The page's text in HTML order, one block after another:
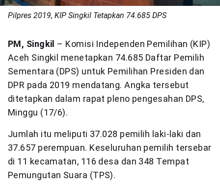
Pilpres 2019, KIP Singkil Tetapkan 74.685 DPS
PM, Singkil – Komisi Independen Pemilihan (KIP)
Aceh Singkil menetapkan 74.685 Daftar Pemilih
Sementara (DPS) untuk Pemilihan Presiden dan
DPR pada 2019 mendatang. Angka tersebut
ditetapkan dalam rapat pleno pengesahan DPS,
Minggu (17/6).
Jumlah itu meliputi 37.028 pemilih laki-laki dan
37.657 perempuan. Keseluruhan pemilih tersebar
di 11 kecamatan, 116 desa dan 348 Tempat
Pemungutan Suara (TPS).